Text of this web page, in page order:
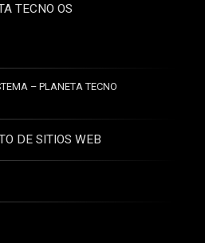
TECNO OS
– PLANETA TECNO
DE SITIOS WEB